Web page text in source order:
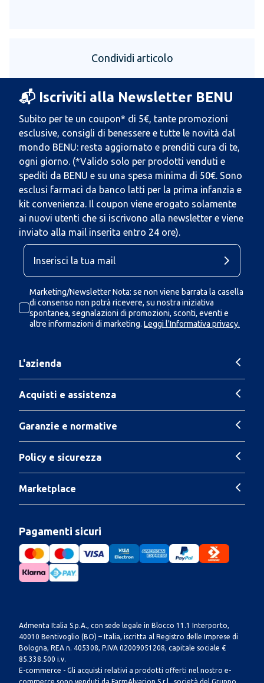
Condividi articolo
📬 Iscriviti alla Newsletter BENU
Subito per te un coupon* di 5€, tante promozioni
esclusive, consigli di benessere e tutte le novità dal
mondo BENU: resta aggiornato e prenditi cura di te,
ogni giorno. (*Valido solo per prodotti venduti e
spediti da BENU e su una spesa minima di 50€. Sono
esclusi farmaci da banco latti per la prima infanzia e
kit convenienza. Il coupon viene erogato solamente
ai nuovi utenti che si iscrivono alla newsletter e viene
inviato alla mail inserita entro 24 ore).
Marketing/Newsletter Nota: se non viene barrata la casella
di consenso non potrà ricevere, su nostra iniziativa
spontanea, segnalazioni di promozioni, sconti, eventi e
altre informazioni di marketing. Leggi l'Informativa privacy.
L'azienda
Acquisti e assistenza
Garanzie e normative
Policy e sicurezza
Marketplace
Pagamenti sicuri
Admenta Italia S.p.A., con sede legale in Blocco 11.1 Interporto,
40010 Bentivoglio (BO) – Italia, iscritta al Registro delle Imprese di
Bologna, REA n. 405308, P.IVA 02009051208, capitale sociale €
85.338.500 i.v.
E-commerce - Gli acquisti relativi a prodotti offerti nel nostro e-